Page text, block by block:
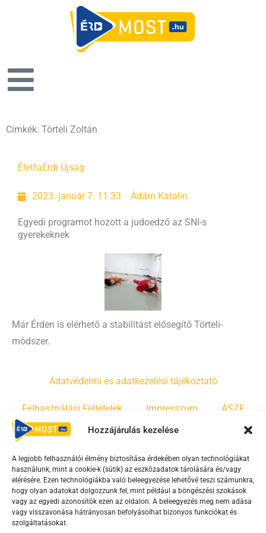
Hozzájárulás kezelése
A legjobb felhasználói élmény biztosítása érdekében olyan technológiákat
használunk, mint a cookie-k (sütik) az eszközadatok tárolására és/vagy
elérésére. Ezen technológiákba való beleegyezése lehetővé teszi számunkra,
hogy olyan adatokat dolgozzunk fel, mint például a böngészési szokások
vagy az egyedi azonosítók ezen az oldalon. A beleegyezés meg nem adása
vagy visszavonása hátrányosan befolyásolhat bizonyos funkciókat és
szolgáltatásokat.
Címkék: Törteli Zoltán
ÉletfaÉrdi Újság
2023. január 7. 11:33 Ádám Katalin
Egyedi programot hozott a judoedző az SNI-s
gyerekeknek
Már Érden is elérhető a stabilitást elősegítő Törteli-
módszer.
Adatvédelmi és adatkezelési tájékoztató
Felhasználási Feltételek Impresszum ÁSZF
Irányelvek Moderálási szabályzat
F
a
c
e
Y
o
u
t
T
i
k